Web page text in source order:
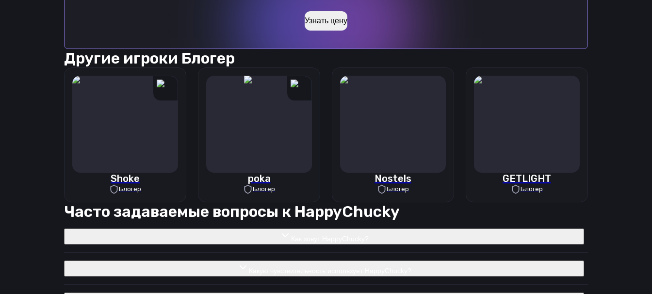
Узнать цену
Другие игроки Блогер
Shoke
Блогер
poka
Блогер
Nostels
Блогер
GETLIGHT
Блогер
Часто задаваемые вопросы к HappyChucky